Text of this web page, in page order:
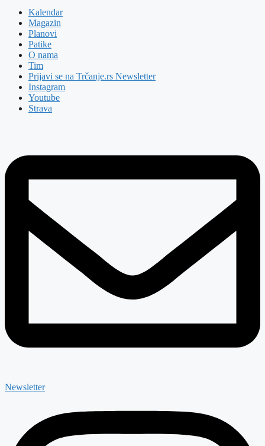
Kalendar
Magazin
Planovi
Patike
O nama
Tim
Prijavi se na Trčanje.rs Newsletter
Instagram
Youtube
Strava
Newsletter